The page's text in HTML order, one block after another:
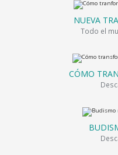
NUEVA
Todo el
CÓMO